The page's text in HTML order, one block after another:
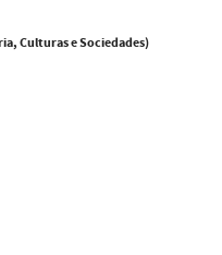
Culturas e Sociedades)